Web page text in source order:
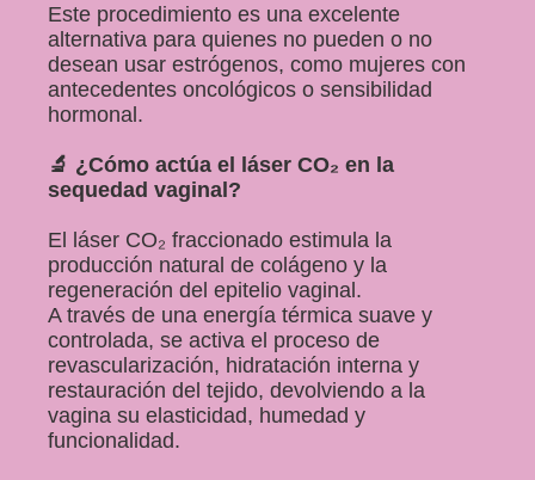
Inicio
Sobre mí
Ginecología
Ginecología con Laser
Este procedimiento es una excelente
alternativa para quienes no pueden o no
desean usar estrógenos, como mujeres con
antecedentes oncológicos o sensibilidad
hormonal.
🔬 ¿Cómo actúa el láser CO₂ en la
sequedad vaginal?
El láser CO₂ fraccionado estimula la
producción natural de colágeno y la
regeneración del epitelio vaginal.
A través de una energía térmica suave y
controlada, se activa el proceso de
revascularización, hidratación interna y
restauración del tejido, devolviendo a la
vagina su elasticidad, humedad y
funcionalidad.